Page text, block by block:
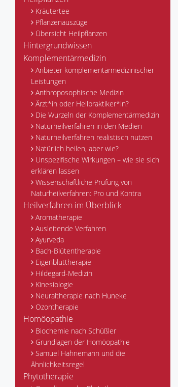
Kräutertee
Pflanzenauszüge
Übersicht Heilpflanzen
Hintergrundwissen
Komplementärmedizin
Anbieter komplementärmedizinischer
Leistungen
Anthroposophische Medizin
Ärzt*in oder Heilpraktiker*in?
Die Wurzeln der Komplementärmedizin
Naturheilverfahren in den Medien
Naturheilverfahren realistisch nutzen
Natürlich heilen, aber wie?
Unspezifische Wirkungen – wie sie sich
erklären lassen
Wissenschaftliche Prüfung von
Naturheilverfahren: Pro und Kontra
Heilverfahren im Überblick
Aromatherapie
Ausleitende Verfahren
Ayurveda
Bach-Blütentherapie
Eigenbluttherapie
Hildegard-Medizin
Kinesiologie
Neuraltherapie nach Huneke
Ozontherapie
Homöopathie
Biochemie nach Schüßler
Grundlagen der Homöopathie
Samuel Hahnemann und die
Ähnlichkeitsregel
Phytotherapie